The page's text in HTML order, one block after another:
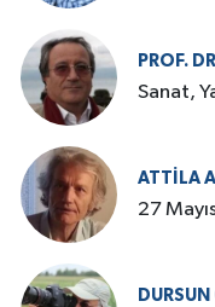
PROF.
Sanat,
ATTILA
27